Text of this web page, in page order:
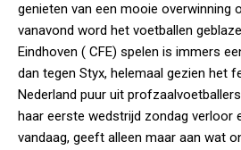
genieten van een mooie overwinning
vanavond word het voetballen
Eindhoven ( CFE) spelen is immers
dan tegen Styx, helemaal gezien het
Nederland puur uit
haar eerste wedstrijd zondag verloor
vandaag, geeft alleen maar aan wat